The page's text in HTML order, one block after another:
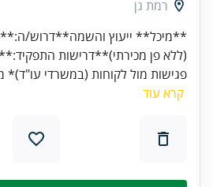
רמת גן
**מיכל** ייעוץ והשמה**דרוש/ה:**
(ללא פן מכירתי)**דרישות
פגישות מול לקוחות (במשרדי
קרא עוד